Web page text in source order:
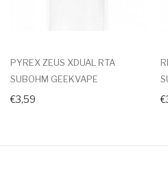
PYREX ZEUS XDUAL RTA
SUBOHM GEEKVAPE
€3,59